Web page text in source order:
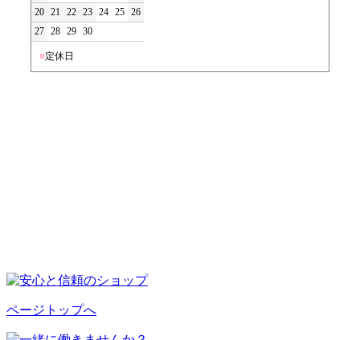
20 21 22 23 24 25 26
27 28 29 30
■定休日
ページトップへ